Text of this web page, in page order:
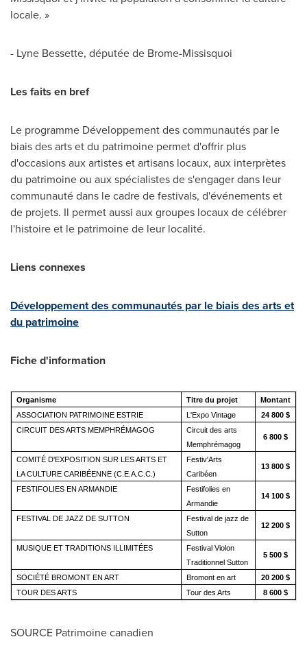
locale. »
- Lyne Bessette, députée de Brome-Missisquoi
Les faits en bref
Le programme Développement des communautés par le
biais des arts et du patrimoine permet d'offrir plus
d'occasions aux artistes et artisans locaux, aux interprètes
du patrimoine ou aux spécialistes de s'engager dans leur
communauté dans le cadre de festivals, d'événements et
de projets. Il permet aussi aux groupes locaux de célébrer
l'histoire et le patrimoine de leur localité.
Liens connexes
Développement des communautés par le biais des arts et
du patrimoine
Fiche d'information
Organisme Titre du projet
Montant
ASSOCIATION PATRIMOINE ESTRIE
L'Expo Vintage
24 800 $
CIRCUIT DES ARTS MEMPHRÉMAGOG
Circuit des arts
Memphrémagog
6 800 $
COMITÉ D'EXPOSITION SUR LES ARTS ET
LA CULTURE CARIBÉENNE (C.E.A.C.C.)
Festiv'Arts
Caribéen
13 800 $
FESTIFOLIES EN ARMANDIE
Festifolies en
Armandie
14 100 $
FESTIVAL DE JAZZ DE SUTTON
Festival de jazz de
Sutton
12 200 $
MUSIQUE ET TRADITIONS ILLIMITÉES
Festival Violon
Traditionnel Sutton
5 500 $
SOCIÉTÉ BROMONT EN ART Bromont en art
20 200 $
TOUR DES ARTS
Tour des Arts 8 600 $
SOURCE Patrimoine canadien